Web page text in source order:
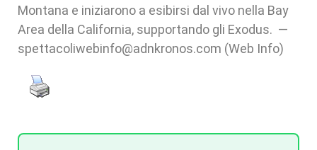
Montana e iniziarono a esibirsi dal vivo nella Bay
Area della California, supportando gli Exodus. —
spettacoliwebinfo@adnkronos.com (Web Info)